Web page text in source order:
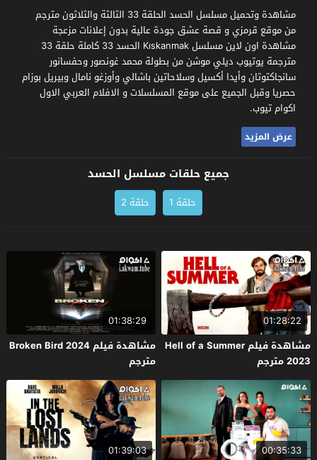
مشاهدة وتحميل مسلسل الحسد الحلقة 33 الثالثة والثلاثون مترجم
من موقع قرمزي و قصة عشق جودة عالية بدون إعلانات مزعجة
مشاهدة اون لاين مسلسل Kıskanmak الحسد 33 كاملة حلقة 33
مترجمة يوتيوب ديلي موشن من بطولة محمد غونصور وحفسانور
سانجاكتوتان وأيدا أكسيل وسلاحاتين باشالي وأوزغو نامال وبيريل بوزام
حصريا وقبل الجميع على موقع المسلسلات و الافلام العربي الاول
اكوام تيوب.
عرض المزيد
جميع حلقات مسلسل الحسد
حلقة 1 حلقة 2
01:28:22
مشاهدة فيلم Hell of a Summer
2023 مترجم
01:38:29
مشاهدة فيلم Broken Bird 2024
مترجم
00:35:33
01:39:03